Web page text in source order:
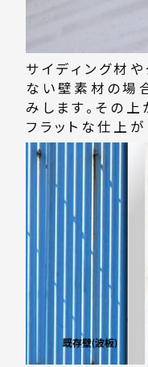
サイディング材
ない壁素材の場
みします。その
フラットな仕上